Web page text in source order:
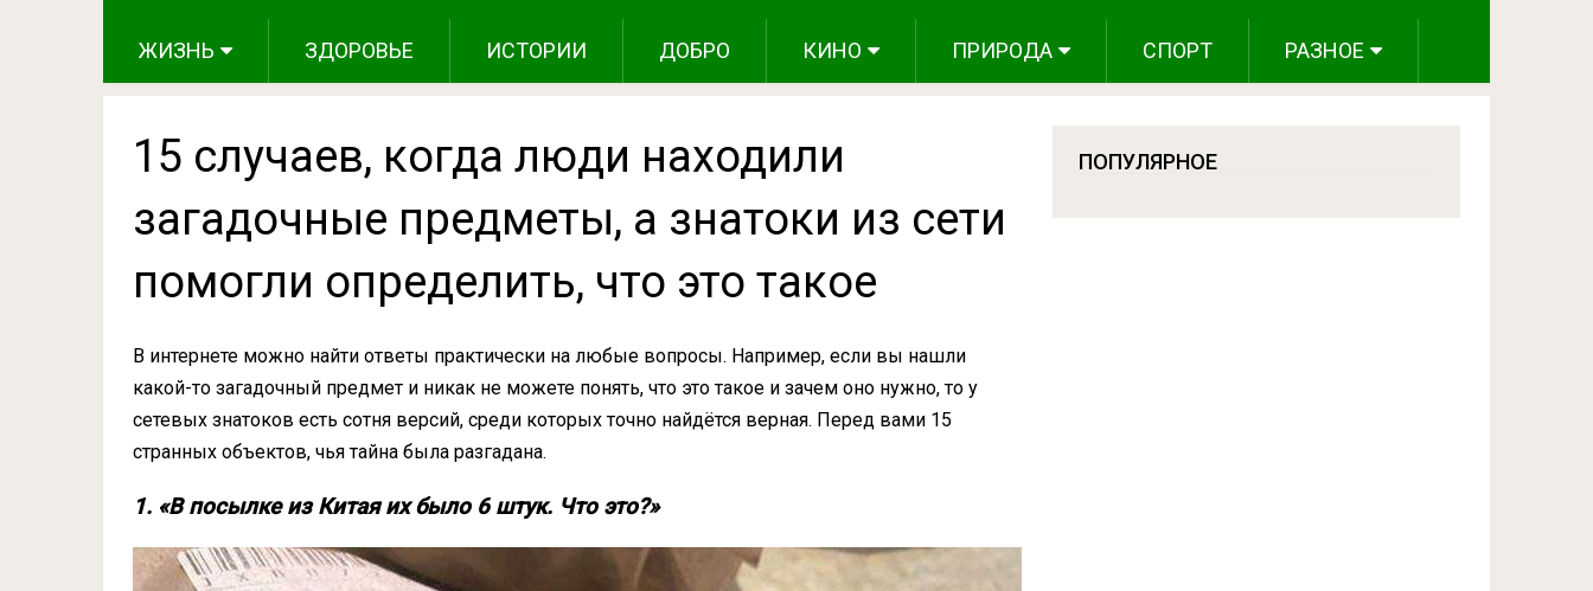
ЖИЗНЬ ЗДОРОВЬЕ ИСТОРИИ ДОБРО КИНО ПРИРОДА СПОРТ РАЗНОЕ
15 случаев, когда люди находили
загадочные предметы, а знатоки из сети
помогли определить, что это такое
В интернете можно найти ответы практически на любые вопросы. Например, если вы нашли
какой-то загадочный предмет и никак не можете понять, что это такое и зачем оно нужно, то у
сетевых знатоков есть сотня версий, среди которых точно найдётся верная. Перед вами 15
странных объектов, чья тайна была разгадана.
1. «В посылке из Китая их было 6 штук. Что это?»
ПОПУЛЯРНОЕ